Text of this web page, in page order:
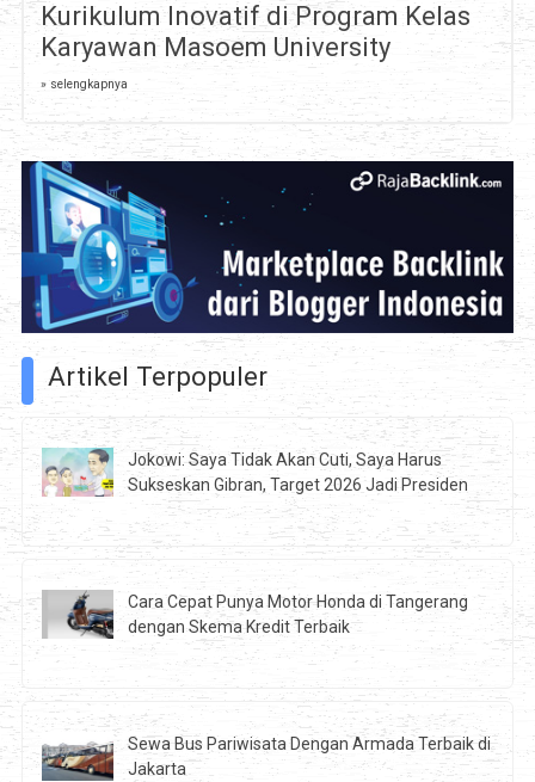
Kurikulum Inovatif di Program Kelas
Karyawan Masoem University
» selengkapnya
Artikel Terpopuler
Jokowi: Saya Tidak Akan Cuti, Saya Harus
Sukseskan Gibran, Target 2026 Jadi Presiden
Cara Cepat Punya Motor Honda di Tangerang
dengan Skema Kredit Terbaik
Sewa Bus Pariwisata Dengan Armada Terbaik di
Jakarta